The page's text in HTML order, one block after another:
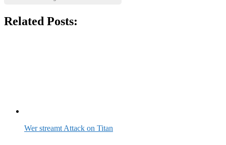
Related Posts:
Wer streamt Attack on Titan